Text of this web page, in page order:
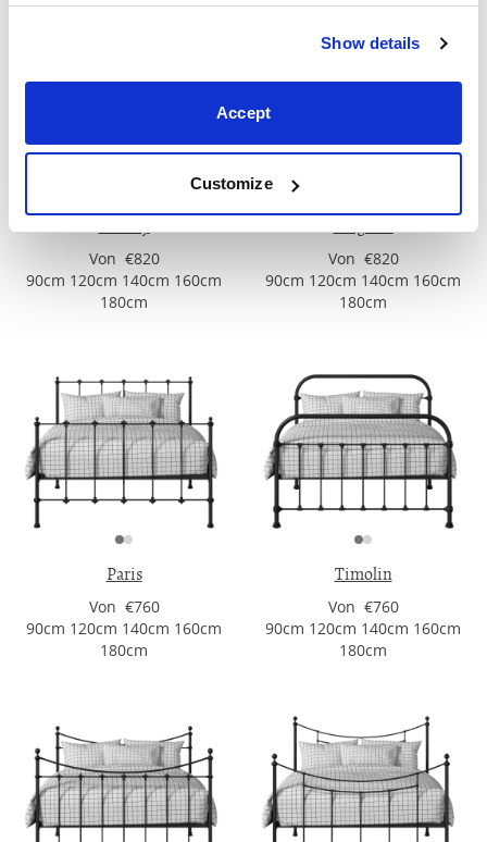
Show details
Accept
Customize
Tiffany
Von €820
90cm 120cm 140cm 160cm
180cm
Virginia
Von €820
90cm 120cm 140cm 160cm
180cm
Paris
Von €760
90cm 120cm 140cm 160cm
180cm
Timolin
Von €760
90cm 120cm 140cm 160cm
180cm